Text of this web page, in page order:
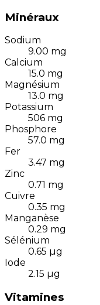
Minéraux
Sodium
9.00 mg
Calcium
15.0 mg
Magnésium
13.0 mg
Potassium
506 mg
Phosphore
57.0 mg
Fer
3.47 mg
Zinc
0.71 mg
Cuivre
0.35 mg
Manganèse
0.29 mg
Sélénium
0.65 µg
Iode
2.15 µg
Vitamines